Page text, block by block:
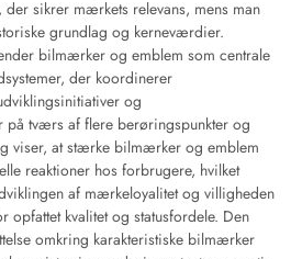
der sikrer mærkets relevans, mens man
grundlag og kerneværdier.
bilmærker og emblem som centrale
der koordinerer
og
på tværs af flere berøringspunkter og
viser, at stærke bilmærker og emblem
reaktioner hos forbrugere, hvilket
af mærkeloyalitet og villigheden
opfattet kvalitet og statusfordele. Den
omkring karakteristiske bilmærker